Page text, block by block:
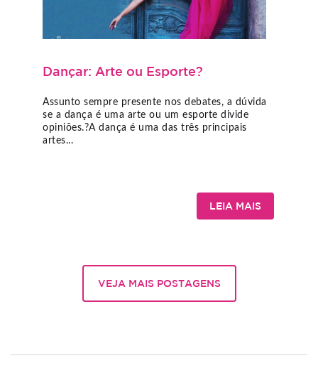
Dançar: Arte ou Esporte?
Assunto sempre presente nos debates, a dúvida
se a dança é uma arte ou um esporte divide
opiniões.?A dança é uma das três principais
artes...
LEIA MAIS
VEJA MAIS POSTAGENS